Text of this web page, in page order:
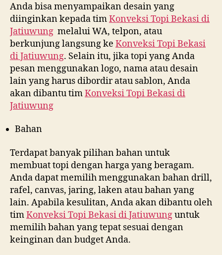
Anda bisa menyampaikan desain yang
diinginkan kepada timKonveksi Topi Bekasi di
Jatiuwung melalui WA, telpon, atau
berkunjung langsung ke Konveksi Topi Bekasi
diJatiuwung. Selain itu, jika topi yang Anda
pesan menggunakan logo, nama atau desain
lain yang harus dibordir atau sablon, Anda
akan dibantu timKonveksi Topi Bekasi di
Jatiuwung
Bahan
Terdapat banyak pilihan bahan untuk
membuat topi dengan harga yang beragam.
Anda dapat memilih menggunakan bahan drill,
rafel, canvas, jaring, laken atau bahan yang
lain. Apabila kesulitan, Anda akan dibantu oleh
timKonveksi Topi Bekasi diJatiuwunguntuk
memilih bahan yang tepat sesuai dengan
keinginan dan budget Anda.